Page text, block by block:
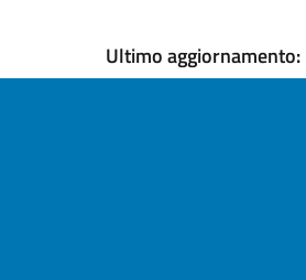
Ultimo aggiornamento: